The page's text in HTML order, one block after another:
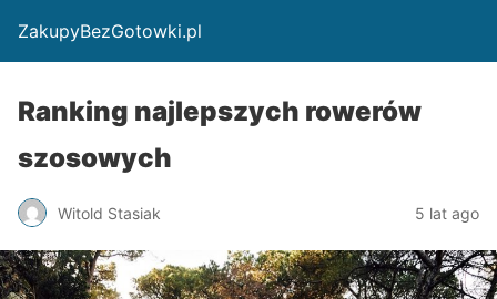
ZakupyBezGotowki.pl
Ranking najlepszych rowerów
szosowych
Witold Stasiak 5 lat ago